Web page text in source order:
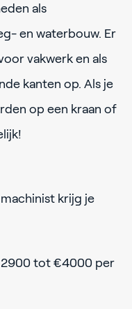
als
en waterbouw. Er
vakwerk en als
kanten op. Als je
op een kraan of
krijg je
tot €4000 per